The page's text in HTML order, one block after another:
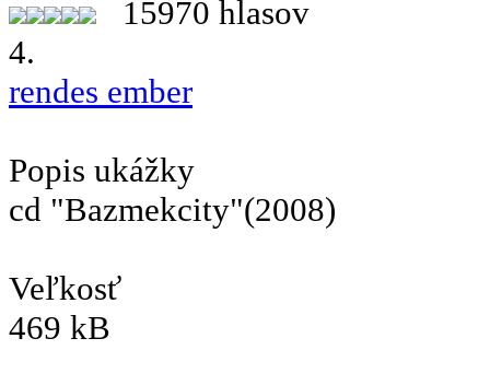
15970 hlasov
4.
rendes ember
Popis ukážky
cd "Bazmekcity"(2008)
Veľkosť
469 kB